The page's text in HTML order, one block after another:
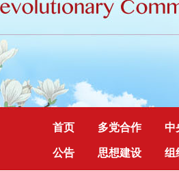
首页 多党合作 中
公告 思想建设 组